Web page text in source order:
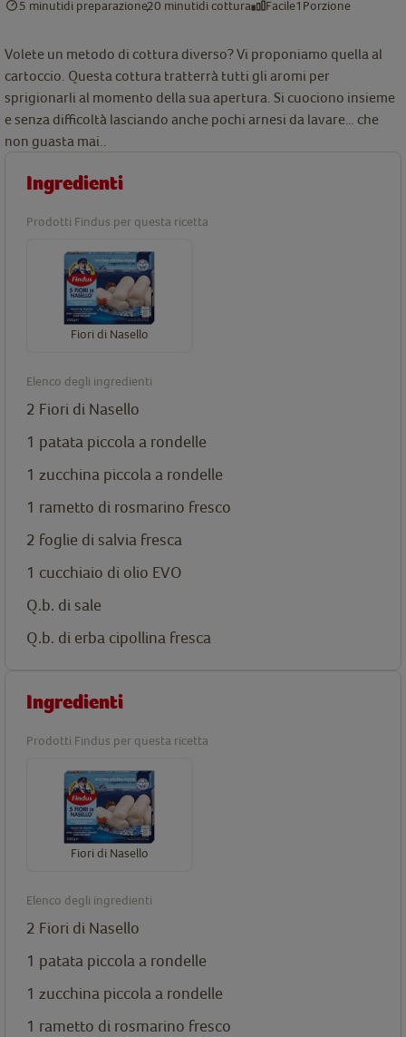
5 minutidi preparazione20 minutidi cottura Facile1 Porzione
Volete un metodo di cottura diverso? Vi proponiamo quella al
cartoccio. Questa cottura tratterrà tutti gli aromi per
sprigionarli al momento della sua apertura. Si cuociono insieme
e senza difficoltà lasciando anche pochi arnesi da lavare… che
non guasta mai..
Ingredienti
Prodotti Findus per questa ricetta
Fiori di Nasello
Elenco degli ingredienti
2 Fiori di Nasello
1 patata piccola a rondelle
1 zucchina piccola a rondelle
1 rametto di rosmarino fresco
2 foglie di salvia fresca
1 cucchiaio di olio EVO
Q.b. di sale
Q.b. di erba cipollina fresca
Ingredienti
Prodotti Findus per questa ricetta
Fiori di Nasello
Elenco degli ingredienti
2 Fiori di Nasello
1 patata piccola a rondelle
1 zucchina piccola a rondelle
1 rametto di rosmarino fresco